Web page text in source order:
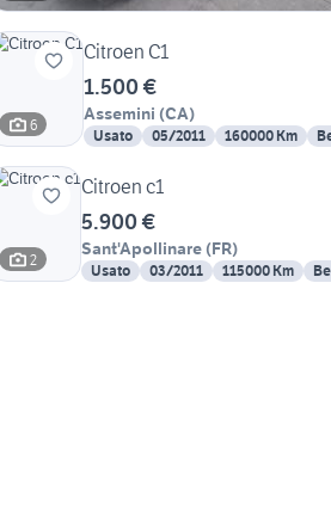
6
Citroen C1
1.500 €
Assemini (CA)
Usato 05/2011 160000 Km
2
Citroen c1
5.900 €
Sant'Apollinare (FR)
Usato 03/2011 115000 Km